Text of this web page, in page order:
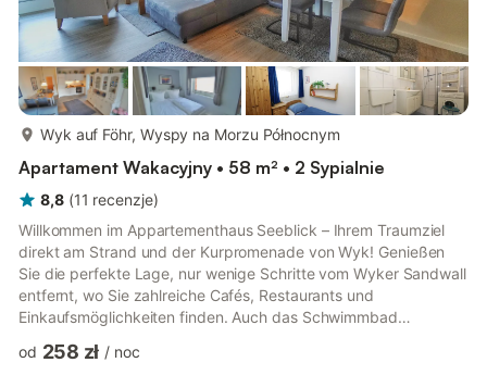
Wyk auf Föhr, Wyspy na Morzu Północnym
Apartament Wakacyjny • 58 m² • 2 Sypialnie
8,8 (11 recenzje)
Willkommen im Appartementhaus Seeblick – Ihrem Traumziel
direkt am Strand und der Kurpromenade von Wyk! Genießen
Sie die perfekte Lage, nur wenige Schritte vom Wyker Sandwall
entfernt, wo Sie zahlreiche Cafés, Restaurants und
Einkaufsmöglichkeiten finden. Auch das Schwimmbad
erreichen. Ab einem Aufenthalt von 18 Übernachtungen sind die
od 258 zł / noc